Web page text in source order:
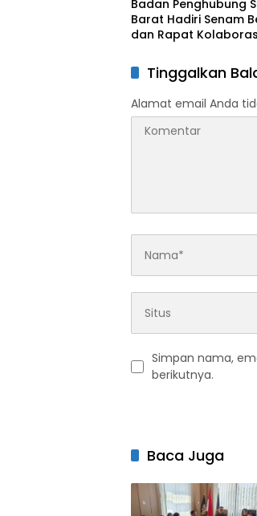
Badan Penghubung
Barat Hadiri Senam
dan Rapat
Tinggalkan
Alamat email Anda
Simpan nama,
berikutnya.
Baca Juga